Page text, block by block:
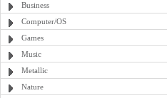
Business
Computer/OS
Games
Music
Metallic
Nature